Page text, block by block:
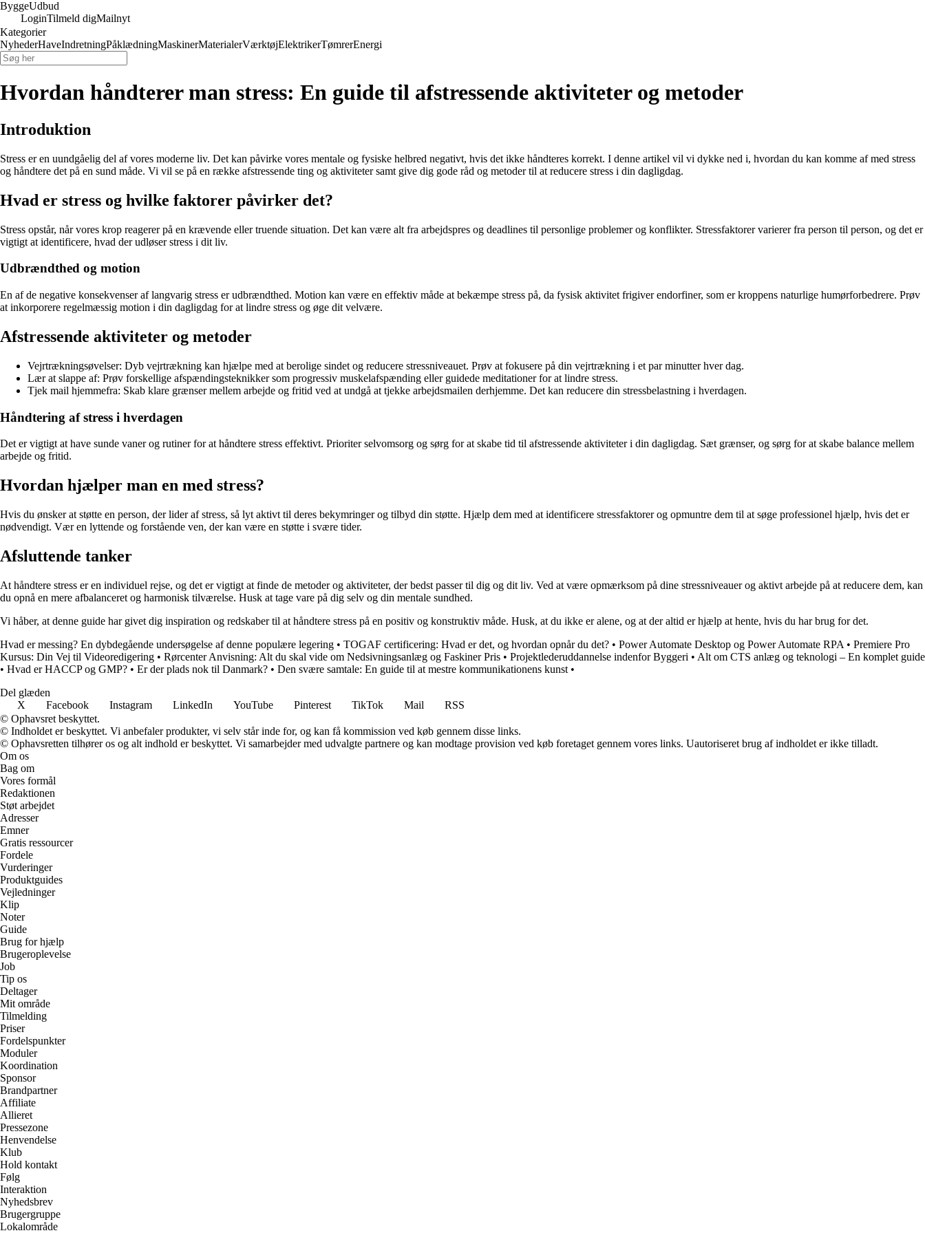
ByggeUdbud
LoginTilmeld digMailnyt
Kategorier
NyhederHaveIndretningPåklædningMaskinerMaterialerVærktøjElektrikerTømrerEnergi
Hvordan håndterer man stress: En guide til afstressende aktiviteter og metoder
Introduktion
Stress er en uundgåelig del af vores moderne liv. Det kan påvirke vores mentale og fysiske helbred negativt, hvis det ikke håndteres korrekt. I denne artikel vil vi dykke ned i, hvordan du kan komme af med stress
og håndtere det på en sund måde. Vi vil se på en række afstressende ting og aktiviteter samt give dig gode råd og metoder til at reducere stress i din dagligdag.
Hvad er stress og hvilke faktorer påvirker det?
Stress opstår, når vores krop reagerer på en krævende eller truende situation. Det kan være alt fra arbejdspres og deadlines til personlige problemer og konflikter. Stressfaktorer varierer fra person til person, og det er
vigtigt at identificere, hvad der udløser stress i dit liv.
Udbrændthed og motion
En af de negative konsekvenser af langvarig stress er udbrændthed. Motion kan være en effektiv måde at bekæmpe stress på, da fysisk aktivitet frigiver endorfiner, som er kroppens naturlige humørforbedrere. Prøv
at inkorporere regelmæssig motion i din dagligdag for at lindre stress og øge dit velvære.
Afstressende aktiviteter og metoder
Vejrtrækningsøvelser: Dyb vejrtrækning kan hjælpe med at berolige sindet og reducere stressniveauet. Prøv at fokusere på din vejrtrækning i et par minutter hver dag.
Lær at slappe af: Prøv forskellige afspændingsteknikker som progressiv muskelafspænding eller guidede meditationer for at lindre stress.
Tjek mail hjemmefra: Skab klare grænser mellem arbejde og fritid ved at undgå at tjekke arbejdsmailen derhjemme. Det kan reducere din stressbelastning i hverdagen.
Håndtering af stress i hverdagen
Det er vigtigt at have sunde vaner og rutiner for at håndtere stress effektivt. Prioriter selvomsorg og sørg for at skabe tid til afstressende aktiviteter i din dagligdag. Sæt grænser, og sørg for at skabe balance mellem
arbejde og fritid.
Hvordan hjælper man en med stress?
Hvis du ønsker at støtte en person, der lider af stress, så lyt aktivt til deres bekymringer og tilbyd din støtte. Hjælp dem med at identificere stressfaktorer og opmuntre dem til at søge professionel hjælp, hvis det er
nødvendigt. Vær en lyttende og forstående ven, der kan være en støtte i svære tider.
Afsluttende tanker
At håndtere stress er en individuel rejse, og det er vigtigt at finde de metoder og aktiviteter, der bedst passer til dig og dit liv. Ved at være opmærksom på dine stressniveauer og aktivt arbejde på at reducere dem, kan
du opnå en mere afbalanceret og harmonisk tilværelse. Husk at tage vare på dig selv og din mentale sundhed.
Vi håber, at denne guide har givet dig inspiration og redskaber til at håndtere stress på en positiv og konstruktiv måde. Husk, at du ikke er alene, og at der altid er hjælp at hente, hvis du har brug for det.
Hvad er messing? En dybdegående undersøgelse af denne populære legering • TOGAF certificering: Hvad er det, og hvordan opnår du det? • Power Automate Desktop og Power Automate RPA • Premiere Pro
Kursus: Din Vej til Videoredigering • Rørcenter Anvisning: Alt du skal vide om Nedsivningsanlæg og Faskiner Pris • Projektlederuddannelse indenfor Byggeri • Alt om CTS anlæg og teknologi – En komplet guide
• Hvad er HACCP og GMP? • Er der plads nok til Danmark? • Den svære samtale: En guide til at mestre kommunikationens kunst •
Del glæden
X
Facebook Instagram LinkedIn YouTube Pinterest TikTok Mail
RSS
© Ophavsret beskyttet.
© Indholdet er beskyttet. Vi anbefaler produkter, vi selv står inde for, og kan få kommission ved køb gennem disse links.
© Ophavsretten tilhører os og alt indhold er beskyttet. Vi samarbejder med udvalgte partnere og kan modtage provision ved køb foretaget gennem vores links. Uautoriseret brug af indholdet er ikke tilladt.
Om os
Bag om
Vores formål
Redaktionen
Støt arbejdet
Adresser
Emner
Gratis ressourcer
Fordele
Vurderinger
Produktguides
Vejledninger
Klip
Noter
Guide
Brug for hjælp
Brugeroplevelse
Job
Tip os
Deltager
Mit område
Tilmelding
Priser
Fordelspunkter
Moduler
Koordination
Sponsor
Brandpartner
Affiliate
Allieret
Pressezone
Henvendelse
Klub
Hold kontakt
Følg
Interaktion
Nyhedsbrev
Brugergruppe
Lokalområde